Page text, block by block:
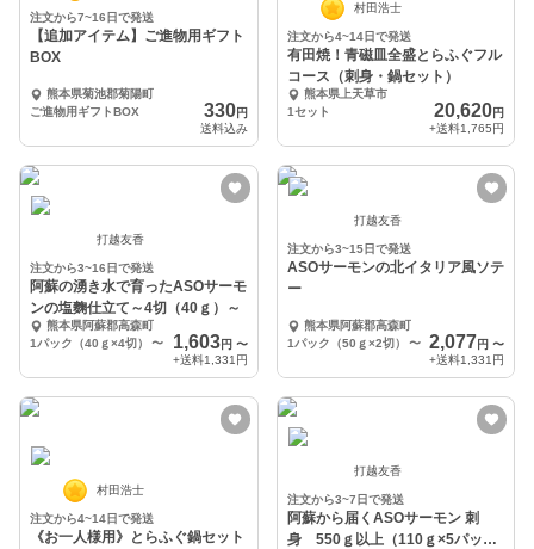
注文から7~16日で発送
【追加アイテム】ご進物用ギフト
BOX
熊本県菊池郡菊陽町
ご進物用ギフトBOX
330円
送料込み
村田浩士
注文から4~14日で発送
有田焼！青磁皿全盛とらふぐフル
コース（刺身・鍋セット）
熊本県上天草市
1セット
20,620円
+送料1,765円
打越友香
注文から3~16日で発送
阿蘇の湧き水で育ったASOサーモ
ンの塩麴仕立て～4切（40ｇ）～
熊本県阿蘇郡高森町
1パック（40ｇ×4切）
〜 1,603円 〜
+送料1,331円
打越友香
注文から3~15日で発送
ASOサーモンの北イタリア風ソテ
ー
熊本県阿蘇郡高森町
1パック（50ｇ×2切）
〜 2,077円 〜
+送料1,331円
村田浩士
注文から4~14日で発送
《お一人様用》とらふぐ鍋セット
打越友香
注文から3~7日で発送
阿蘇から届くASOサーモン 刺
身 550ｇ以上（110ｇ×5パッ